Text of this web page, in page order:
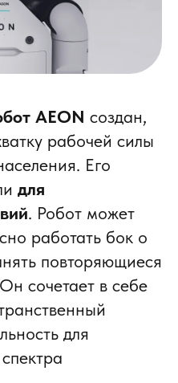
AEON создан,
рабочей силы
Его
для
. Робот может
работать бок о
повторяющиеся
сочетает в себе
для